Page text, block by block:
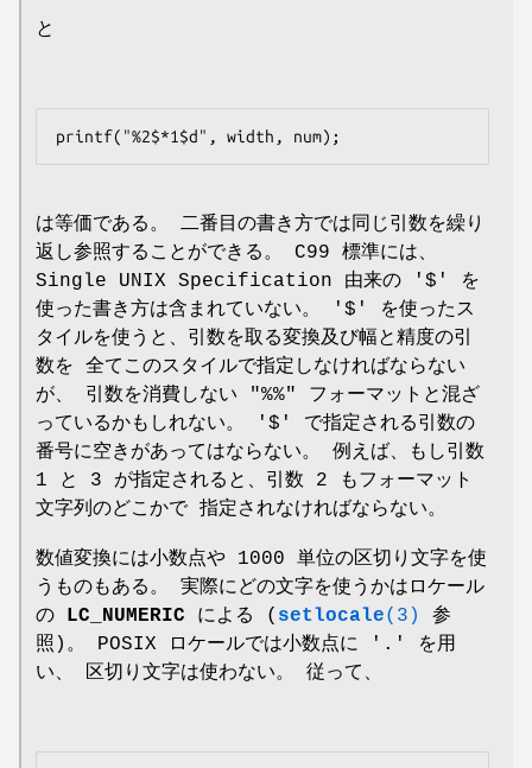
と
は等価である。 二番目の書き方では同じ引数を繰り
返し参照することができる。 C99 標準には、
Single UNIX Specification 由来の '$' を
使った書き方は含まれていない。 '$' を使ったス
タイルを使うと、引数を取る変換及び幅と精度の引
数を 全てこのスタイルで指定しなければならない
が、 引数を消費しない "%%" フォーマットと混ざ
っているかもしれない。 '$' で指定される引数の
番号に空きがあってはならない。 例えば、もし引数
1 と 3 が指定されると、引数 2 もフォーマット
文字列のどこかで 指定されなければならない。
数値変換には小数点や 1000 単位の区切り文字を使
うものもある。 実際にどの文字を使うかはロケール
の LC_NUMERIC による ( setlocale(3)
参
照)。 POSIX ロケールでは小数点に '.' を用
い、 区切り文字は使わない。 従って、